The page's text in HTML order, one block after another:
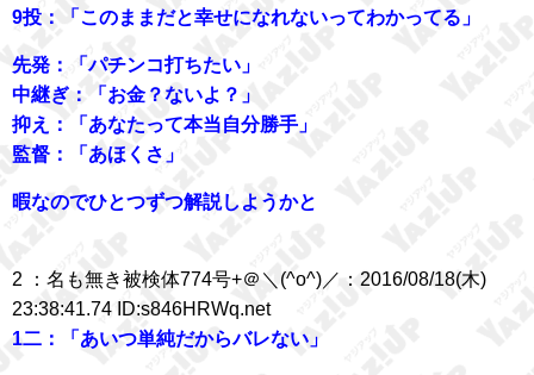
9投：「このままだと幸せになれないってわかってる」
先発：「パチンコ打ちたい」
中継ぎ：「お金？ないよ？」
抑え：「あなたって本当自分勝手」
監督：「あほくさ」
暇なのでひとつずつ解説しようかと
2 ：名も無き被検体774号+＠＼(^o^)／：2016/08/18(木)
23:38:41.74 ID:s846HRWq.net
1二：「あいつ単純だからバレない」